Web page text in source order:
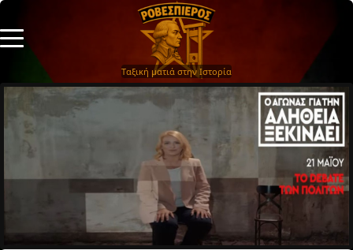
Ταξική ματιά στην Ιστορία